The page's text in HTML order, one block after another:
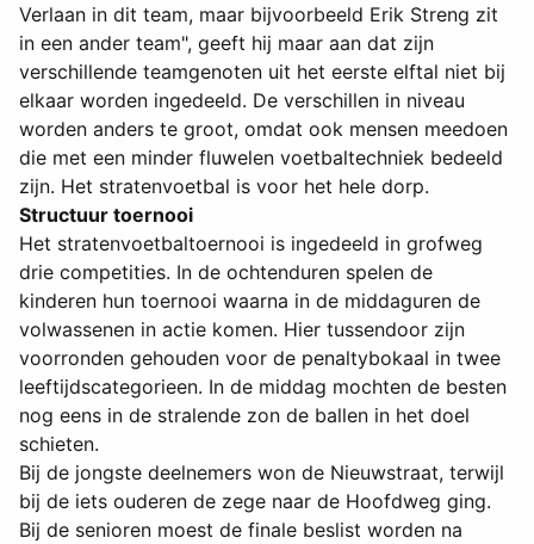
Verlaan in dit team, maar bijvoorbeeld Erik Streng zit
in een ander team", geeft hij maar aan dat zijn
verschillende teamgenoten uit het eerste elftal niet bij
elkaar worden ingedeeld. De verschillen in niveau
worden anders te groot, omdat ook mensen meedoen
die met een minder fluwelen voetbaltechniek bedeeld
zijn. Het stratenvoetbal is voor het hele dorp.
Structuur toernooi
Het stratenvoetbaltoernooi is ingedeeld in grofweg
drie competities. In de ochtenduren spelen de
kinderen hun toernooi waarna in de middaguren de
volwassenen in actie komen. Hier tussendoor zijn
voorronden gehouden voor de penaltybokaal in twee
leeftijdscategorieen. In de middag mochten de besten
nog eens in de stralende zon de ballen in het doel
schieten.
Bij de jongste deelnemers won de Nieuwstraat, terwijl
bij de iets ouderen de zege naar de Hoofdweg ging.
Bij de senioren moest de finale beslist worden na